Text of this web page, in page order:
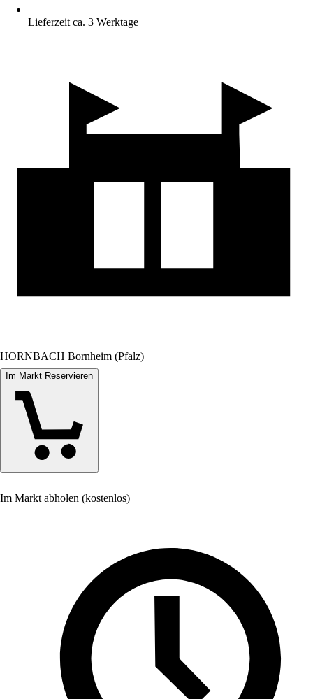
Lieferzeit ca. 3 Werktage
HORNBACH Bornheim (Pfalz)
Im Markt Reservieren
Im Markt abholen (kostenlos)